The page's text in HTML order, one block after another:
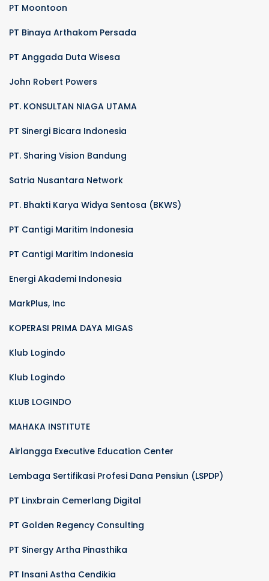
PT Moontoon
PT Binaya Arthakom Persada
PT Anggada Duta Wisesa
John Robert Powers
PT. KONSULTAN NIAGA UTAMA
PT Sinergi Bicara Indonesia
PT. Sharing Vision Bandung
Satria Nusantara Network
PT. Bhakti Karya Widya Sentosa (BKWS)
PT Cantigi Maritim Indonesia
PT Cantigi Maritim Indonesia
Energi Akademi Indonesia
MarkPlus, Inc
KOPERASI PRIMA DAYA MIGAS
Klub Logindo
Klub Logindo
KLUB LOGINDO
MAHAKA INSTITUTE
Airlangga Executive Education Center
Lembaga Sertifikasi Profesi Dana Pensiun (LSPDP)
PT Linxbrain Cemerlang Digital
PT Golden Regency Consulting
PT Sinergy Artha Pinasthika
PT Insani Astha Cendikia